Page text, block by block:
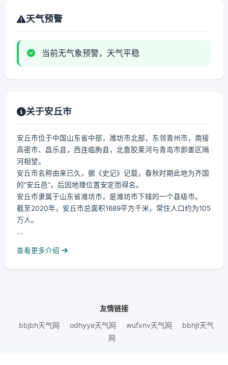
天气预警
当前无气象预警，天气平稳
关于安丘市
安丘市位于中国山东省中部，潍坊市北部，东邻青州市，南接
高密市、昌乐县，西连临朐县，北靠胶莱河与青岛市即墨区隔
河相望。
安丘市名称由来已久，据《史记》记载，春秋时期此地为齐国
的“安丘邑”，后因地理位置安定而得名。
安丘市隶属于山东省潍坊市，是潍坊市下辖的一个县级市。
截至2020年，安丘市总面积1689平方千米，常住人口约为105
万人。
...
查看更多介绍
友情链接
bbjbh天气网
odhyye天气网 wufxnv天气网
bbhjt天气
网